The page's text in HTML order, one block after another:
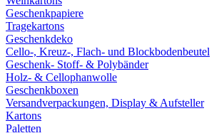
Geschenkpapiere
Tragekartons
Geschenkdeko
Cello-, Kreuz-, Flach- und Blockbodenbeutel
Geschenk- Stoff- & Polybänder
Holz- & Cellophanwolle
Geschenkboxen
Versandverpackungen, Display & Aufsteller
Kartons
Paletten